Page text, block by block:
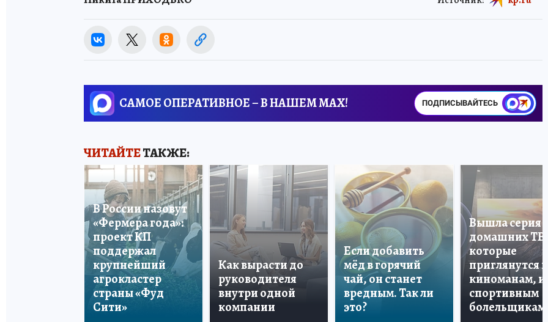
САМОЕ ОПЕРАТИВНОЕ – В НАШЕМ MAX! ПОДПИСЫВАЙТЕСЬ
ЧИТАЙТЕТАКЖЕ:
В России назовут
«Фермера года»:
проект КП
поддержал
крупнейший
агрокластер
страны «Фуд
Сити»
Как вырасти до
руководителя
внутри одной
компании
Если добавить
мёд в горячий
чай, он станет
вредным. Так ли
это?
Вышла серия
домашних ТВ,
которые
приглянутся и
киноманам, и
спортивным
болельщикам